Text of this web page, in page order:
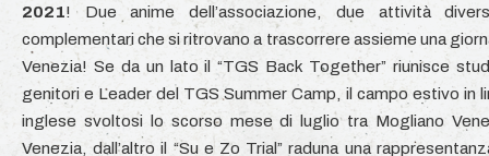
2021! Due anime dell’associazione, due attività
complementari che si ritrovano a trascorrere assieme una
Venezia! Se da un lato il “TGS Back Together” riunisce
genitori e Leader del TGS Summer Camp, il campo estivo in
inglese svoltosi lo scorso mese di luglio tra Mogliano
Venezia, dall’altro il “Su e Zo Trial” raduna una